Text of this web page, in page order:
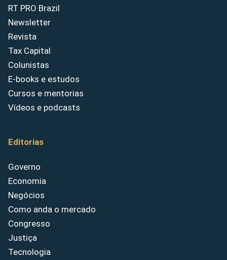
RT PRO Brazil
Newsletter
Revista
Tax Capital
Colunistas
E-books e estudos
Cursos e mentorias
Vídeos e podcasts
Editorias
Governo
Economia
Negócios
Como anda o mercado
Congresso
Justiça
Tecnologia